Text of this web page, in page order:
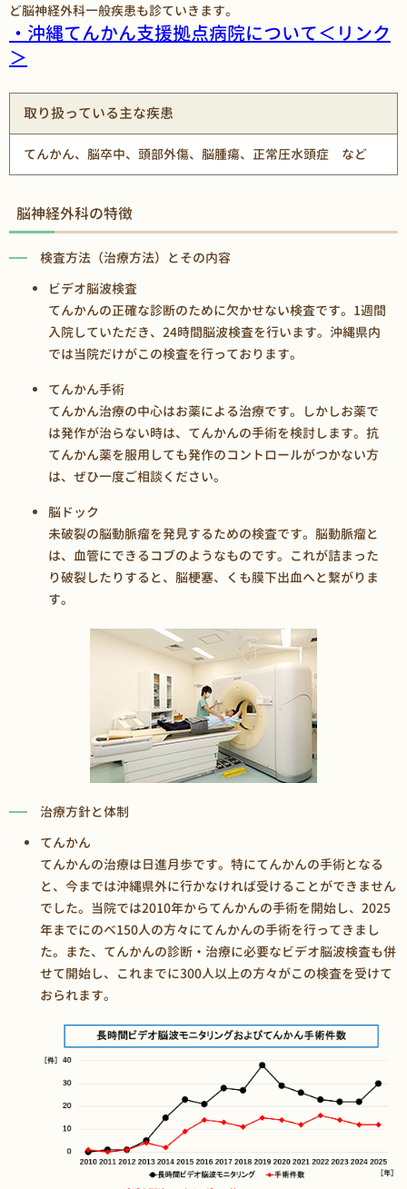
ど脳神経外科一般疾患も診ていきます。
・沖縄てんかん支援拠点病院について＜リンク
＞
取り扱っている主な疾患
てんかん、脳卒中、頭部外傷、脳腫瘍、正常圧水頭症 など
脳神経外科の特徴
検査方法（治療方法）とその内容
ビデオ脳波検査
てんかんの正確な診断のために欠かせない検査です。1週間
入院していただき、24時間脳波検査を行います。沖縄県内
では当院だけがこの検査を行っております。
てんかん手術
てんかん治療の中心はお薬による治療です。しかしお薬で
は発作が治らない時は、てんかんの手術を検討します。抗
てんかん薬を服用しても発作のコントロールがつかない方
は、ぜひ一度ご相談ください。
脳ドック
未破裂の脳動脈瘤を発見するための検査です。脳動脈瘤と
は、血管にできるコブのようなものです。これが詰まった
り破裂したりすると、脳梗塞、くも膜下出血へと繋がりま
す。
治療方針と体制
てんかん
てんかんの治療は日進月歩です。特にてんかんの手術となる
と、今までは沖縄県外に行かなければ受けることができません
でした。当院では2010年からてんかんの手術を開始し、2025
年までにのべ150人の方々にてんかんの手術を行ってきまし
た。また、てんかんの診断・治療に必要なビデオ脳波検査も併
せて開始し、これまでに300人以上の方々がこの検査を受けて
おられます。